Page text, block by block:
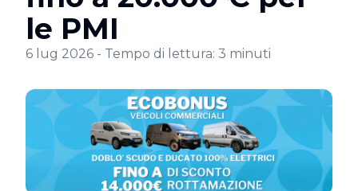
le PMI
6 lug 2026 - Tempo di lettura: 3 minuti